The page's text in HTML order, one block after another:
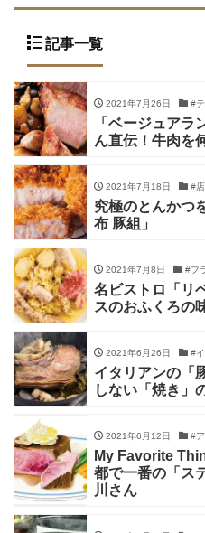
記事一覧
2021年7月26日 #
「ベージュアラ
ん直伝！牛肉を
2021年7月18日 #
究極のとんかつ
布 豚組」
2021年7月8日 #フ
名ビストロ「リ
スのおふくろの
2021年6月26日 #
イタリアンの「
しない「焼き」
2021年6月12日 #
My Favorite
都で一番の「ス
川さん